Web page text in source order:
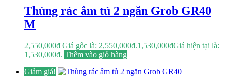
Thùng rác âm tủ 2 ngăn Grob GR40
M
2,550,000₫ Giá gốc là: 2,550,000₫.1,530,000₫Giá hiện tại là:
1,530,000₫. Thêm vào giỏ hàng
Giảm giá!